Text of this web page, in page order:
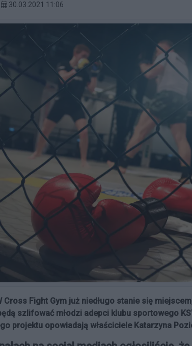
30.03.2021 11:06
Cross Fight Gym już niedługo stanie się
szlifować młodzi adepci klubu sportowego
projektu opowiadają właściciele Katarzyna